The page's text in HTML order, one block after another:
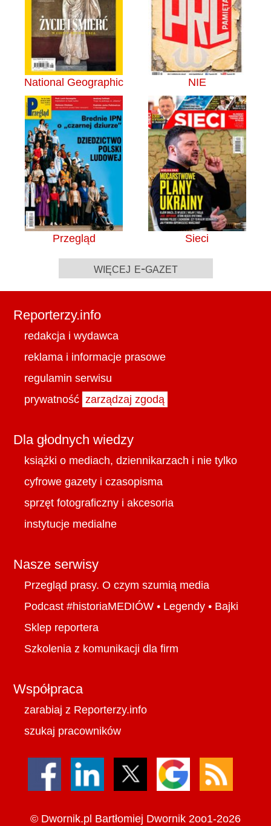
National Geographic NIE
Przegląd Sieci
więcej e-gazet
Reporterzy.info
redakcja i wydawca
reklama i informacje prasowe
regulamin serwisu
prywatność zarządzaj zgodą
Dla głodnych wiedzy
książki o mediach, dziennikarzach i nie tylko
cyfrowe gazety i czasopisma
sprzęt fotograficzny i akcesoria
instytucje medialne
Nasze serwisy
Przegląd prasy. O czym szumią media
Podcast #historiaMEDIÓW • Legendy • Bajki
Sklep reportera
Szkolenia z komunikacji dla firm
Współpraca
zarabiaj z Reporterzy.info
szukaj pracowników
© Dwornik.pl Bartłomiej Dwornik 2oo1-2o26